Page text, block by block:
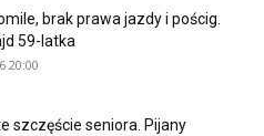
brak prawa jazdy i pościg.
59-latka
20:00
szczęście seniora. Pijany